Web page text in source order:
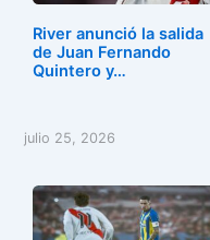
o
k
n
River anunció la salida
de Juan Fernando
Quintero y…
julio 25, 2026